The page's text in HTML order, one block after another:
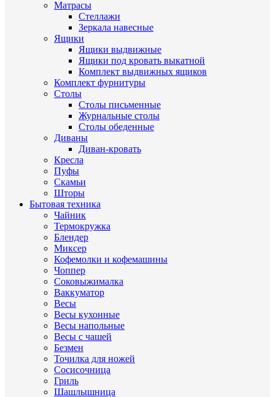
Матрасы
Стеллажи
Зеркала навесные
Ящики
Ящики выдвижные
Ящики под кровать выкатной
Комплект выдвижных ящиков
Комплект фурнитуры
Столы
Столы письменные
Журнальные cтолы
Столы обеденные
Диваны
Диван-кровать
Кресла
Пуфы
Скамьи
Шторы
Бытовая техника
Чайник
Термокружка
Блендер
Миксер
Кофемолки и кофемашины
Чоппер
Соковыжималка
Ваккуматор
Весы
Весы кухонные
Весы напольные
Весы с чашей
Безмен
Точилка для ножей
Сосисочница
Гриль
Шашлышница